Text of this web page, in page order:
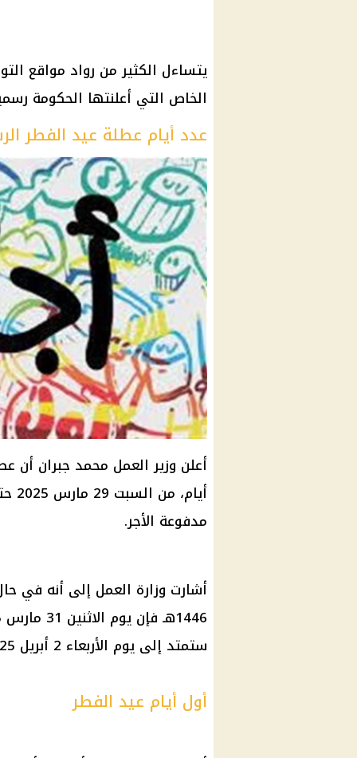
يتساءل الكثير من رواد مواقع
الخاص التي أعلنتها الحكومة
عدد أيام عطلة عيد الفطر
أعلن وزير العمل محمد جبران أن
مدفوعة الأجر.
أشارت وزارة العمل إلى أنه في
ستمتد إلى يوم الأربعاء 2 أبريل 2025م.
أول أيام عيد الفطر